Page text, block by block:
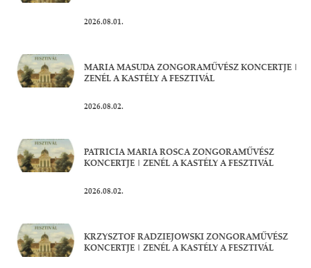
2026.08.01.
MARIA MASUDA ZONGORAMŰVÉSZ KONCERTJE |
ZENÉL A KASTÉLY A FESZTIVÁL
2026.08.02.
PATRICIA MARIA ROSCA ZONGORAMŰVÉSZ
KONCERTJE | ZENÉL A KASTÉLY A FESZTIVÁL
2026.08.02.
KRZYSZTOF RADZIEJOWSKI ZONGORAMŰVÉSZ
KONCERTJE | ZENÉL A KASTÉLY A FESZTIVÁL